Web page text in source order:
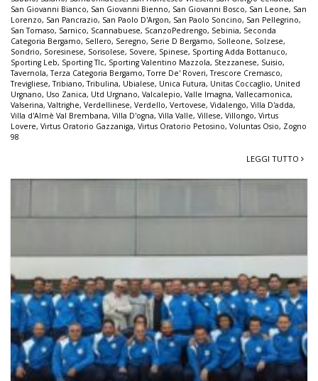
San Giovanni Bianco, San Giovanni Bienno, San Giovanni Bosco, San Leone, San
Lorenzo, San Pancrazio, San Paolo D'Argon, San Paolo Soncino, San Pellegrino,
San Tomaso, Sarnico, Scannabuese, ScanzoPedrengo, Sebinia, Seconda
Categoria Bergamo, Sellero, Seregno, Serie D Bergamo, Solleone, Solzese,
Sondrio, Soresinese, Sorisolese, Sovere, Spinese, Sporting Adda Bottanuco,
Sporting Leb, Sporting Tlc, Sporting Valentino Mazzola, Stezzanese, Suisio,
Tavernola,Terza Categoria Bergamo,Torre De' Roveri,Trescore Cremasco,
Trevigliese,Tribiano,Tribulina, Ubialese, Unica Futura, Unitas Coccaglio, United
Urgnano, Uso Zanica, Utd Urgnano, Valcalepio, Valle Imagna, Vallecamonica,
Valserina, Valtrighe, Verdellinese, Verdello, Vertovese, Vidalengo, Villa D'adda,
Villa d'Almè Val Brembana, Villa D'ogna, Villa Valle, Villese, Villongo, Virtus
Lovere, Virtus Oratorio Gazzaniga, Virtus Oratorio Petosino, Voluntas Osio, Zogno
98
LEGGI TUTTO